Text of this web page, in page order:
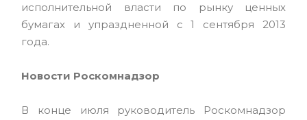
исполнительной власти по рынку ценных
бумагах и упраздненной с 1 сентября 2013
года.
Новости Роскомнадзор
В конце июля руководитель Роскомнадзор